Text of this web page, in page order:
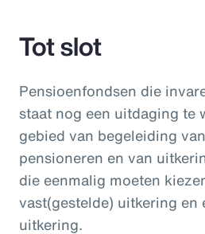
Tot slot
Pensioenfondsen die
staat nog een uitdaging te
gebied van begeleiding
pensioneren en van
die eenmalig moeten
vast(gestelde) uitkering en
uitkering.